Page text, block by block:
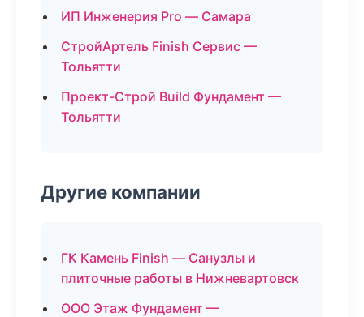
ИП Инженерия Pro — Самара
СтройАртель Finish Сервис —
Тольятти
Проект-Строй Build Фундамент —
Тольятти
Другие компании
ГК Камень Finish — Санузлы и
плиточные работы в Нижневартовск
ООО Этаж Фундамент —